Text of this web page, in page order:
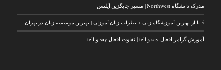
مدرک دانشگاه Northwest | مسیر جایگزین آیلتس
5 تا از بهترین آموزشگاه زبان + نظرات زبان آموزان | بهترین موسسه زبان در تهران
آموزش گرامر افعال say و tell | تفاوت افعال say و tell